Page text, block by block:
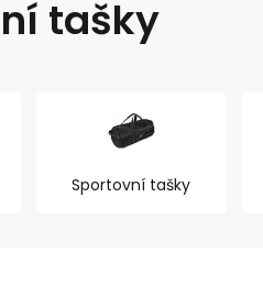
tašky
Sportovní tašky